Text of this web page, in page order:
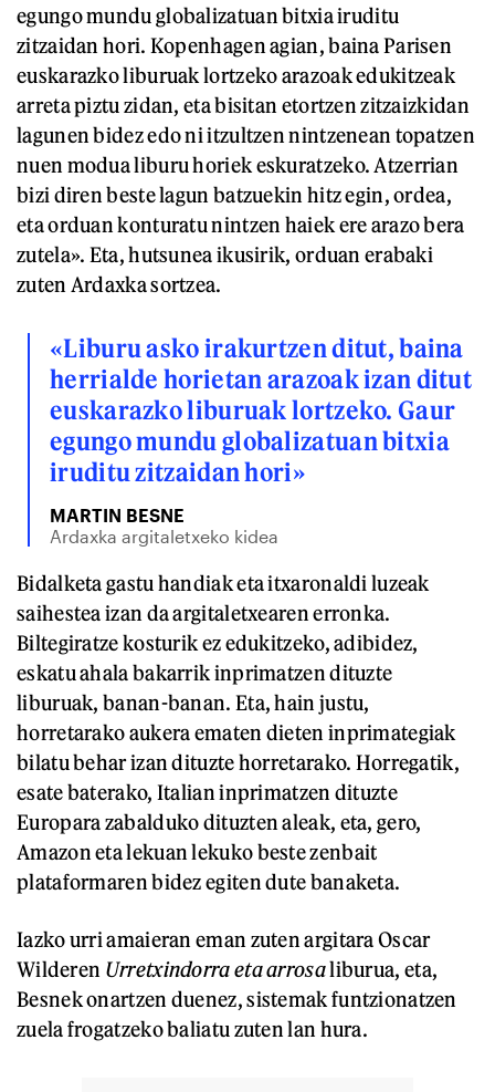
egungo mundu globalizatuan bitxia iruditu
zitzaidan hori. Kopenhagen agian, baina Parisen
euskarazko liburuak lortzeko arazoak edukitzeak
arreta piztu zidan, eta bisitan etortzen zitzaizkidan
lagunen bidez edo ni itzultzen nintzenean topatzen
nuen modua liburu horiek eskuratzeko. Atzerrian
bizi diren beste lagun batzuekin hitz egin, ordea,
eta orduan konturatu nintzen haiek ere arazo bera
zutela». Eta, hutsunea ikusirik, orduan erabaki
zuten Ardaxka sortzea.
«Liburu asko irakurtzen ditut, baina
herrialde horietan arazoak izan ditut
euskarazko liburuak lortzeko. Gaur
egungo mundu globalizatuan bitxia
iruditu zitzaidan hori»
MARTIN BESNE
Ardaxka argitaletxeko kidea
Bidalketa gastu handiak eta itxaronaldi luzeak
saihestea izan da argitaletxearen erronka.
Biltegiratze kosturik ez edukitzeko, adibidez,
eskatu ahala bakarrik inprimatzen dituzte
liburuak, banan-banan. Eta, hain justu,
horretarako aukera ematen dieten inprimategiak
bilatu behar izan dituzte horretarako. Horregatik,
esate baterako, Italian inprimatzen dituzte
Europara zabalduko dituzten aleak, eta, gero,
Amazon eta lekuan lekuko beste zenbait
plataformaren bidez egiten dute banaketa.
Iazko urri amaieran eman zuten argitara Oscar
Wilderen Urretxindorra eta arrosaliburua, eta,
Besnek onartzen duenez, sistemak funtzionatzen
zuela frogatzeko baliatu zuten lan hura.